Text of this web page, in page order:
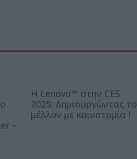
–
Η Lenovo™ στην CES
2025: Δημιουργώντας το
μέλλον με καινοτομία !